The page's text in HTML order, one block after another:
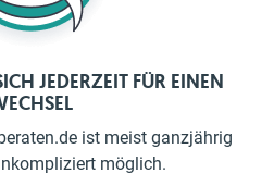
JEDERZEIT FÜR EINEN
ist meist ganzjährig
möglich.